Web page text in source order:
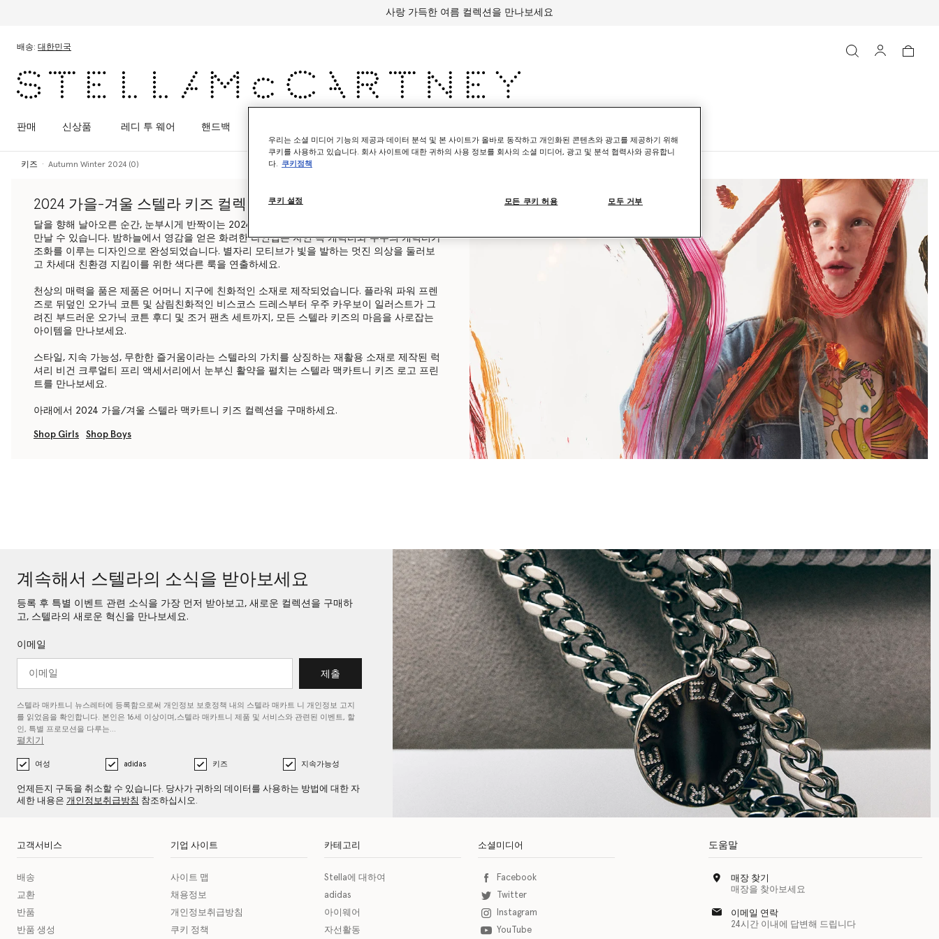
사랑 가득한 여름 컬렉션을 만나보세요
배송: 대한민국
판매 신상품 레디 투 웨어 핸드백
키즈 Autumn Winter 2024 (0)
2024 가을-겨울 스텔라 키즈 컬렉션
달을 향해 날아오른 순간, 눈부시게 반짝이는 2024 가을/겨울 스텔라 맥카트니 키즈 컬렉션을
만날 수 있습니다. 밤하늘에서 영감을 얻은 화려한 라인업은 자연 속 캐릭터와 우주의 캐릭터가
조화를 이루는 디자인으로 완성되었습니다. 별자리 모티브가 빛을 발하는 멋진 의상을 둘러보
고 차세대 친환경 지킴이를 위한 색다른 룩을 연출하세요.
천상의 매력을 품은 제품은 어머니 지구에 친화적인 소재로 제작되었습니다. 플라워 파워 프렌
즈로 뒤덮인 오가닉 코튼 및 삼림친화적인 비스코스 드레스부터 우주 카우보이 일러스트가 그
려진 부드러운 오가닉 코튼 후디 및 조거 팬츠 세트까지, 모든 스텔라 키즈의 마음을 사로잡는
아이템을 만나보세요.
스타일, 지속 가능성, 무한한 즐거움이라는 스텔라의 가치를 상징하는 재활용 소재로 제작된 럭
셔리 비건 크루얼티 프리 액세서리에서 눈부신 활약을 펼치는 스텔라 맥카트니 키즈 로고 프린
트를 만나보세요.
아래에서 2024 가을/겨울 스텔라 맥카트니 키즈 컬렉션을 구매하세요.
Shop Girls Shop Boys
계속해서 스텔라의 소식을 받아보세요
등록 후 특별 이벤트 관련 소식을 가장 먼저 받아보고, 새로운 컬렉션을 구매하
고, 스텔라의 새로운 혁신을 만나보세요.
이메일
제출
스텔라 매카트니 뉴스레터에 등록함으로써 개인정보 보호정책 내의 스텔라 매카트 니 개인정보 고지
를 읽었음을 확인합니다. 본인은 16세 이상이며,스텔라 매카트니 제품 및 서비스와 관련된 이벤트, 할
인, 특별 프로모션을 다루는…
펼치기
여성 adidas 키즈 지속가능성
언제든지 구독을 취소할 수 있습니다. 당사가 귀하의 데이터를 사용하는 방법에 대한 자
세한 내용은 개인정보취급방침 참조하십시오.
고객서비스
배송
교환
반품
반품 생성
기업 사이트
사이트 맵
채용정보
개인정보취급방침
쿠키 정책
카테고리
Stella에 대하여
adidas
아이웨어
자선활동
소셜미디어
Facebook
Twitter
Instagram
YouTube
도움말
매장 찾기
매장을 찾아보세요
이메일 연락
24시간 이내에 답변해 드립니다
우리는 소셜 미디어 기능의 제공과 데이터 분석 및 본 사이트가 올바로 동작하고 개인화된 콘텐츠와 광고를 제공하기 위해
쿠키를 사용하고 있습니다. 회사 사이트에 대한 귀하의 사용 정보를 회사의 소셜 미디어, 광고 및 분석 협력사와 공유합니
다.
쿠키정책
쿠키 설정 모두 거부
모든 쿠키 허용